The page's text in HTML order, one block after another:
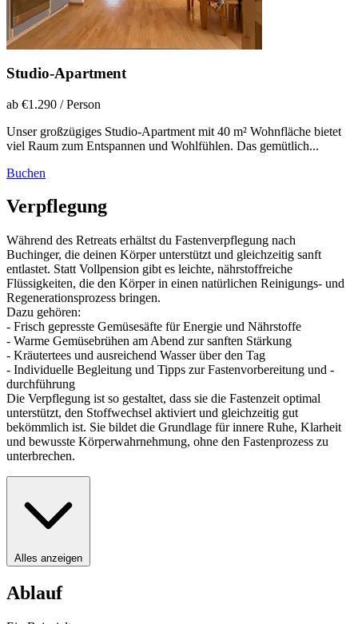
Studio-Apartment
ab €1.290 / Person
Unser großzügiges Studio-Apartment mit 40 m² Wohnfläche bietet
viel Raum zum Entspannen und Wohlfühlen. Das gemütlich...
Buchen
Verpflegung
Während des Retreats erhältst du Fastenverpflegung nach
Buchinger, die deinen Körper unterstützt und gleichzeitig sanft
entlastet. Statt Vollpension gibt es leichte, nährstoffreiche
Flüssigkeiten, die den Körper in einen natürlichen Reinigungs- und
Regenerationsprozess bringen.
Dazu gehören:
- Frisch gepresste Gemüsesäfte für Energie und Nährstoffe
- Warme Gemüsebrühen am Abend zur sanften Stärkung
- Kräutertees und ausreichend Wasser über den Tag
- Individuelle Begleitung und Tipps zur Fastenvorbereitung und -
durchführung
Die Verpflegung ist so gestaltet, dass sie die Fastenzeit optimal
unterstützt, den Stoffwechsel aktiviert und gleichzeitig gut
bekömmlich ist. Sie bildet die Grundlage für innere Ruhe, Klarheit
und bewusste Körperwahrnehmung, ohne den Fastenprozess zu
unterbrechen.
Alles anzeigen
Ablauf